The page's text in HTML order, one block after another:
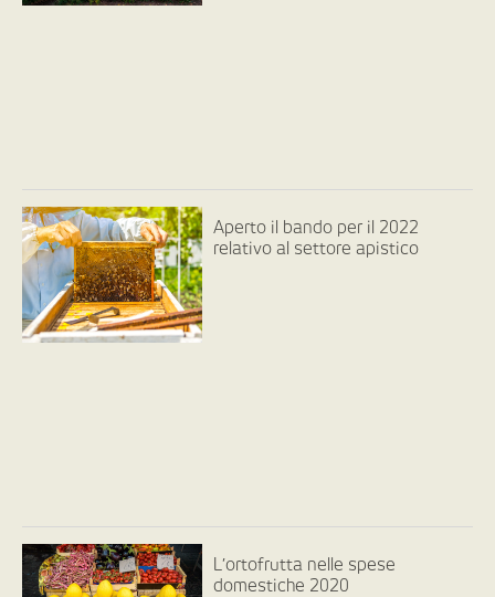
Aperto il bando per il 2022
relativo al settore apistico
L’ortofrutta nelle spese
domestiche 2020